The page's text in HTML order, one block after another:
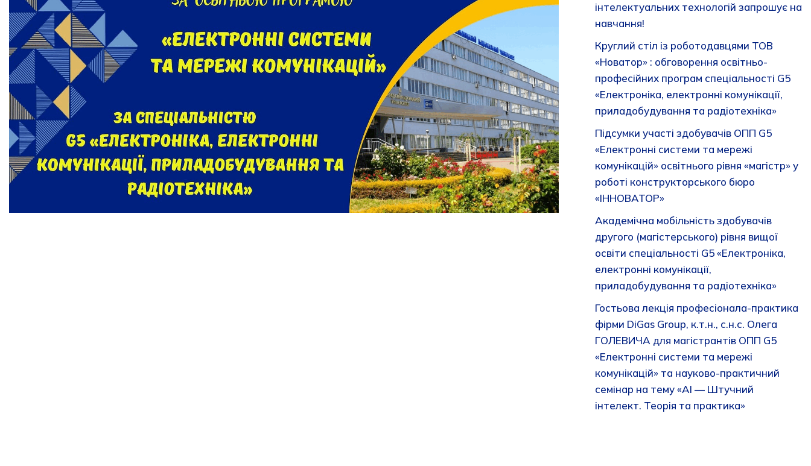
інтелектуальних технологій запрошує на
навчання!
Круглий стіл із роботодавцями ТОВ
«Новатор» : обговорення освітньо-
професійних програм спеціальності G5
«Електроніка, електронні комунікації,
приладобудування та радіотехніка»
Підсумки участі здобувачів ОПП G5
«Електронні системи та мережі
комунікацій» освітнього рівня «магістр» у
роботі конструкторського бюро
«ІННОВАТОР»
Академічна мобільність здобувачів
другого (магістерського) рівня вищої
освіти спеціальності G5 «Електроніка,
електронні комунікації,
приладобудування та радіотехніка»
Гостьова лекція професіонала-практика
фірми DiGas Group, к.т.н., с.н.с. Олега
ГОЛЕВИЧА для магістрантів ОПП G5
«Електронні системи та мережі
комунікацій» та науково-практичний
семінар на тему «AI — Штучний
інтелект. Теорія та практика»